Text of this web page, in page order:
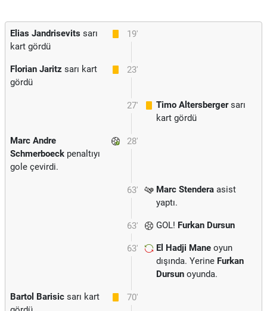
19'
Elias Jandrisevits sarı
kart gördü
23'
Florian Jaritz sarı kart
gördü
27' Timo Altersbergersarı
kart gördü
28'
Marc Andre
Schmerboeck penaltıyı
gole çevirdi.
63' Marc Stendera asist
yaptı.
63' GOL! Furkan Dursun
63' El Hadji Mane oyun
dışında. Yerine Furkan
Dursun oyunda.
70'
Bartol Barisic sarı kart